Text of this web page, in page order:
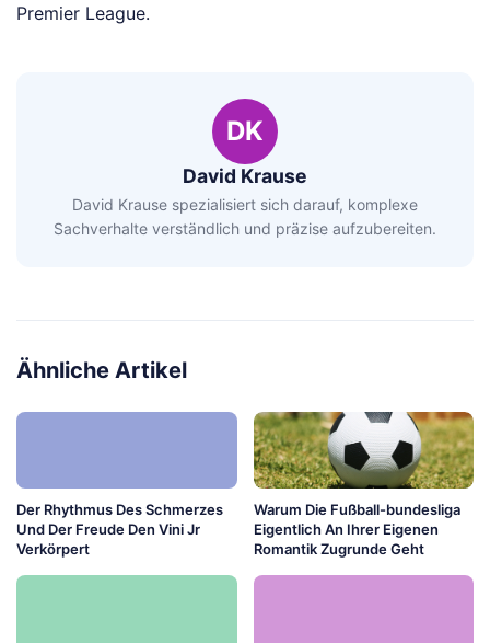
Premier League.
DK
David Krause
David Krause spezialisiert sich darauf, komplexe
Sachverhalte verständlich und präzise aufzubereiten.
Ähnliche Artikel
Der Rhythmus Des Schmerzes
Und Der Freude Den Vini Jr
Verkörpert
Warum Die Fußball-bundesliga
Eigentlich An Ihrer Eigenen
Romantik Zugrunde Geht